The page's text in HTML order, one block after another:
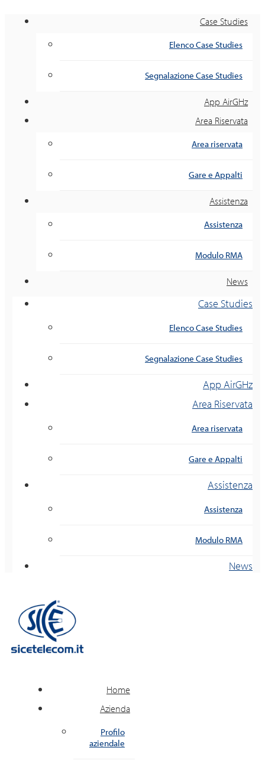
Case Studies
Elenco Case Studies
Segnalazione Case Studies
App AirGHz
Area Riservata
Area riservata
Gare e Appalti
Assistenza
Assistenza
Modulo RMA
News
Case Studies
Elenco Case Studies
Segnalazione Case Studies
App AirGHz
Area Riservata
Area riservata
Gare e Appalti
Assistenza
Assistenza
Modulo RMA
News
Home
Azienda
Profilo
aziendale